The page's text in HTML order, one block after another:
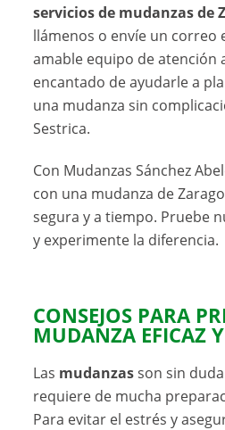
servicios de mudanzas de
llámenos o envíe un correo
amable equipo de atención
encantado de ayudarle a
una mudanza sin
Sestrica.
Con Mudanzas Sánchez
con una mudanza de
segura y a tiempo. Pruebe
y experimente la diferencia.
CONSEJOS PARA
MUDANZA EFICAZ
Las mudanzasson sin
requiere de mucha
Para evitar el estrés y